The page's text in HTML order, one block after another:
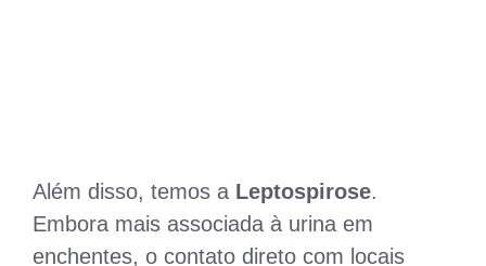
Além disso, temos a Leptospirose.
Embora mais associada à urina em
enchentes, o contato direto com locais